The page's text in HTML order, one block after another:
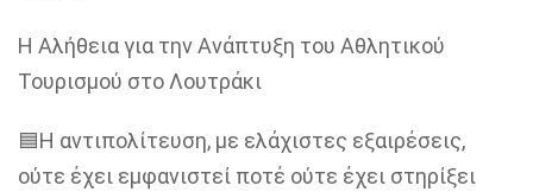
Η Αλήθεια για την Ανάπτυξη του Αθλητικού
Τουρισμού στο Λουτράκι
🟦Η αντιπολίτευση, με ελάχιστες εξαιρέσεις,
ούτε έχει εμφανιστεί ποτέ ούτε έχει στηρίξει